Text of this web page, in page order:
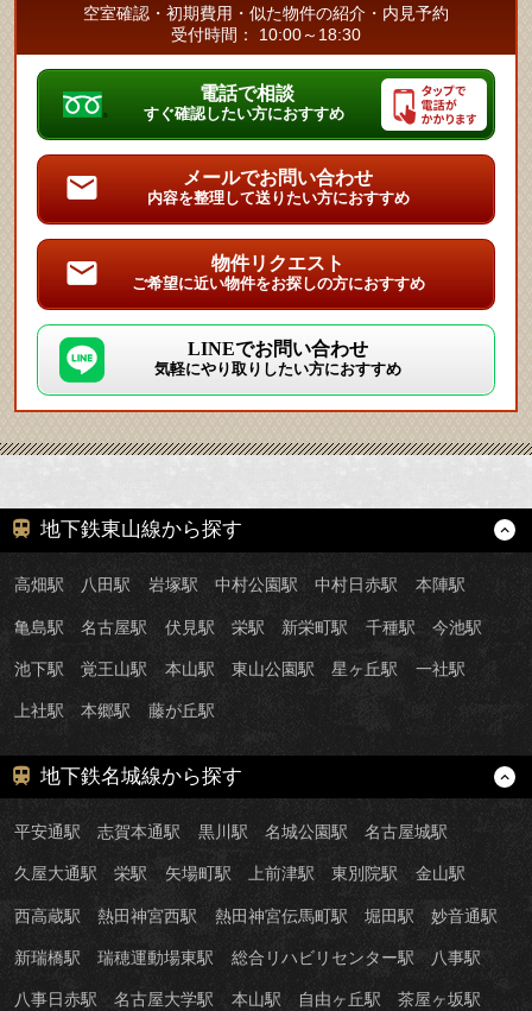
空室確認・初期費用・似た物件の紹介・内見予約
受付時間： 10:00～18:30
電話で相談
すぐ確認したい方におすすめ
メールでお問い合わせ
内容を整理して送りたい方におすすめ
物件リクエスト
ご希望に近い物件をお探しの方におすすめ
LINEでお問い合わせ
気軽にやり取りしたい方におすすめ
地下鉄東山線から探す
高畑駅 八田駅 岩塚駅 中村公園駅 中村日赤駅 本陣駅
亀島駅 名古屋駅 伏見駅 栄駅 新栄町駅 千種駅 今池駅
池下駅 覚王山駅 本山駅 東山公園駅 星ヶ丘駅 一社駅
上社駅 本郷駅 藤が丘駅
地下鉄名城線から探す
平安通駅 志賀本通駅 黒川駅 名城公園駅 名古屋城駅
久屋大通駅 栄駅 矢場町駅 上前津駅 東別院駅 金山駅
西高蔵駅 熱田神宮西駅 熱田神宮伝馬町駅 堀田駅 妙音通駅
新瑞橋駅 瑞穂運動場東駅 総合リハビリセンター駅 八事駅
八事日赤駅 名古屋大学駅 本山駅 自由ヶ丘駅 茶屋ヶ坂駅